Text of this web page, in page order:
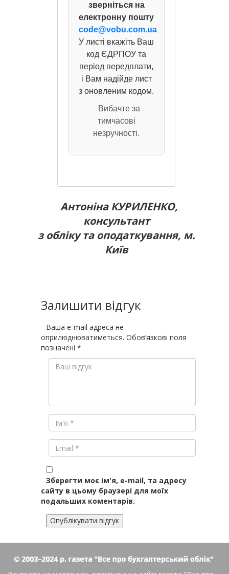
зверніться на
електронну пошту
code@vobu.com.ua
У листі вкажіть Ваш
код ЄДРПОУ та
період передплати,
і Вам надійде лист
з оновленим кодом.
Вибачте за
тимчасові
незручності.
Антоніна КУРИЛЕНКО,
консультант
з обліку та оподаткування, м.
Київ
Залишити відгук
Ваша e-mail адреса не
оприлюднюватиметься. Обов’язкові поля
позначені *
Зберегти моє ім'я, e-mail, та адресу
сайту в цьому браузері для моїх
подальших коментарів.